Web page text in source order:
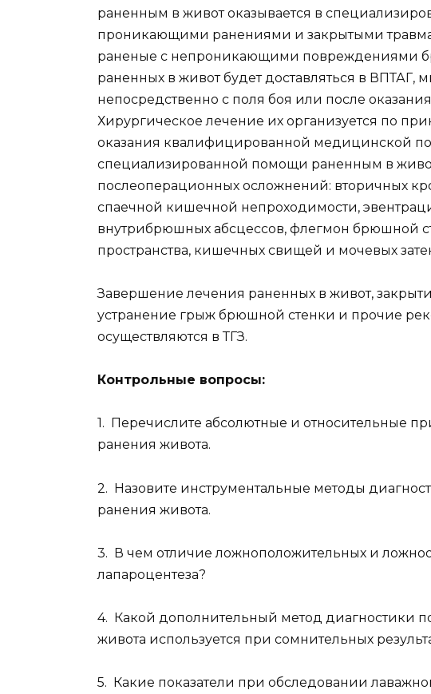
раненным в живот оказывается в
проникающими ранениями и закрытыми
раненые с непроникающими повреждениями
раненных в живот будет доставляться в ВПТАГ,
непосредственно с поля боя или после
Хирургическое лечение их организуется по
оказания квалифицированной медицинской
специализированной помощи раненным в
послеоперационных осложнений: вторичных
спаечной кишечной непроходимости,
внутрибрюшных абсцессов, флегмон брюшной
пространства, кишечных свищей и мочевых
Завершение лечения раненных в живот,
устранение грыж брюшной стенки и прочие
осуществляются в ТГЗ.
Контрольные вопросы:
1. Перечислите абсолютные и относительные
ранения живота.
2. Назовите инструментальные методы
ранения живота.
3. В чем отличие ложноположительных и
лапароцентеза?
4. Какой дополнительный метод диагностики
живота используется при сомнительных
5. Какие показатели при обследовании